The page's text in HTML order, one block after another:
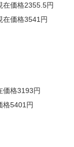
価格2355.5円
価格3541円
格3193円
5401円